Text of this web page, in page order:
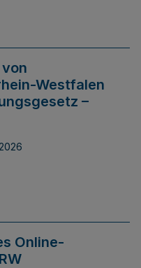
Westfalen
–
Online-